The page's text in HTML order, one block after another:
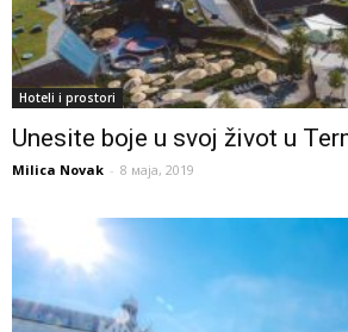
Hoteli i prostori
Unesite boje u svoj život u
Milica Novak - 8 маја, 2019